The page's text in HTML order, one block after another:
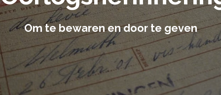
Om te bewaren en door te geven